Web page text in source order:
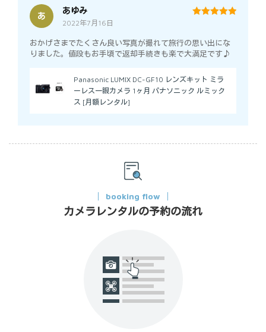
あ
あゆみ
2022年7月16日
おかげさまでたくさん良い写真が撮れて旅行の思い出にな
りました。値段もお手頃で返却手続きも楽で大満足です♪
Panasonic LUMIX DC-GF10 レンズキット ミラ
ーレス一眼カメラ 1ヶ月 パナソニック ルミック
ス [月額レンタル]
booking flow
カメラレンタルの予約の流れ